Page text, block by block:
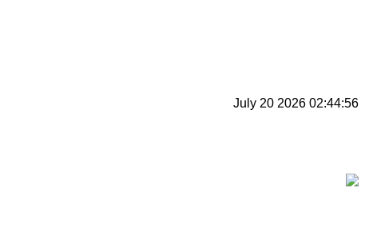
July 20 2026 02:44:56